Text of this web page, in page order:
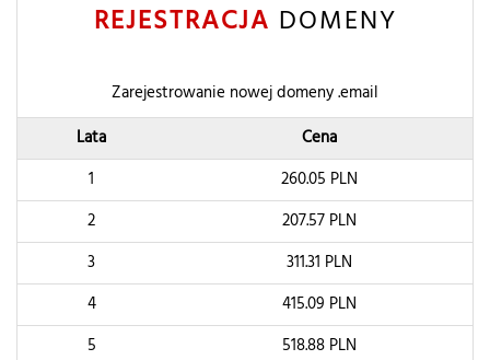
REJESTRACJA DOMENY
Zarejestrowanie nowej domeny .email
Lata
Cena
1
260.05 PLN
2
207.57PLN
3
311.31 PLN
4
415.09 PLN
5
518.88PLN